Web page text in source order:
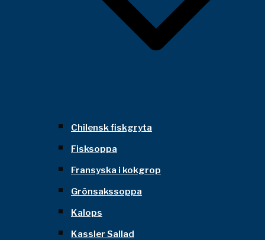
Chilensk fiskgryta
Fisksoppa
Fransyska i kokgrop
Grönsakssoppa
Kalops
Kassler Sallad